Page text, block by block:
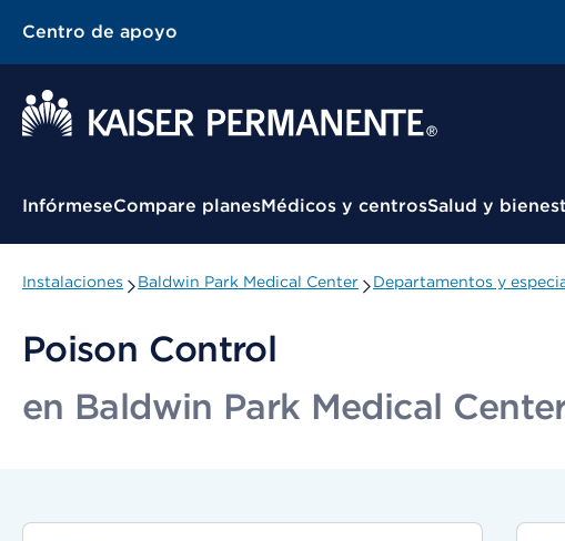
Centro de apoyo
Menú contextual
InfórmeseCompare planesMédicos y centrosSalud y
Instalaciones Baldwin Park Medical Center Departamentos y
Poison Control
en Baldwin Park Medical